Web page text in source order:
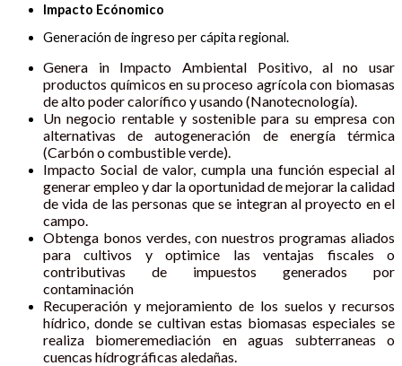
Impacto Ecónomico
Generación de ingreso per cápita regional.
Genera in Impacto Ambiental Positivo, al no usar
productos químicos en su proceso agrícola con biomasas
de alto poder calorífico y usando (Nanotecnología).
Un negocio rentable y sostenible para su empresa con
alternativas de autogeneración de energía térmica
(Carbón o combustible verde).
Impacto Social de valor, cumpla una función especial al
generar empleo y dar la oportunidad de mejorar la calidad
de vida de las personas que se integran al proyecto en el
campo.
Obtenga bonos verdes, con nuestros programas aliados
para cultivos y optimice las ventajas fiscales o
contributivas de impuestos generados por
contaminación
Recuperación y mejoramiento de los suelos y recursos
hídrico, donde se cultivan estas biomasas especiales se
realiza biomeremediación en aguas subterraneas o
cuencas hídrográficas aledañas.